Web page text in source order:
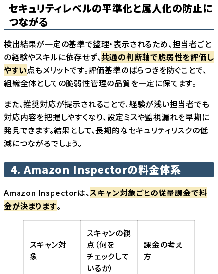
セキュリティレベルの平準化と属人化の防止に
つながる
検出結果が一定の基準で整理・表示されるため、担当者ごと
の経験やスキルに依存せず、共通の判断軸で脆弱性を評価し
やすい点もメリットです。評価基準のばらつきを防ぐことで、
組織全体としての脆弱性管理の品質を一定に保てます。
また、推奨対応が提示されることで、経験が浅い担当者でも
対応内容を把握しやすくなり、設定ミスや監視漏れを早期に
発見できます。結果として、長期的なセキュリティリスクの低
減につながるでしょう。
4. Amazon Inspectorの料金体系
Amazon Inspectorは、スキャン対象ごとの従量課金で料
金が決まります。
スキャン対
象
スキャンの観
点（何を
チェックして
いるか）
課金の考え
方